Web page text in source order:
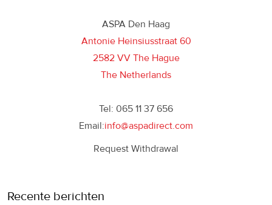
ASPA Den Haag
Antonie Heinsiusstraat 60
2582 VV The Hague
The Netherlands
Tel: 065 11 37 656
Email:info@aspadirect.com
Request Withdrawal
Recente berichten